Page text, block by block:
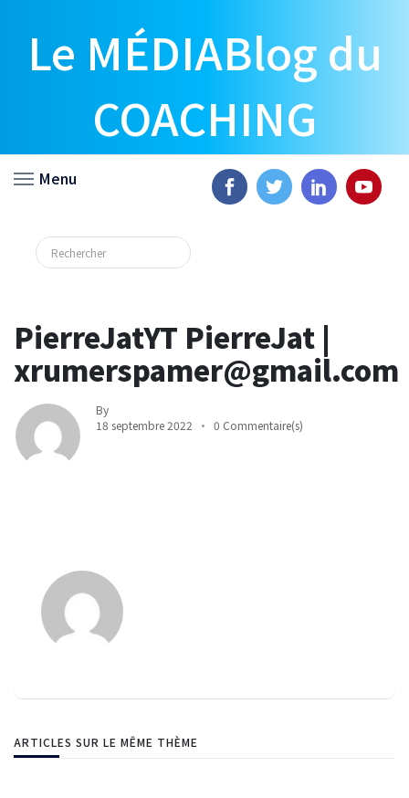
Le MÉDIABlog du
COACHING
Menu
PierreJatYT PierreJat |
xrumerspamer@gmail.com
By
18 septembre 2022
0 Commentaire(s)
ARTICLES SUR LE MÊME THÈME